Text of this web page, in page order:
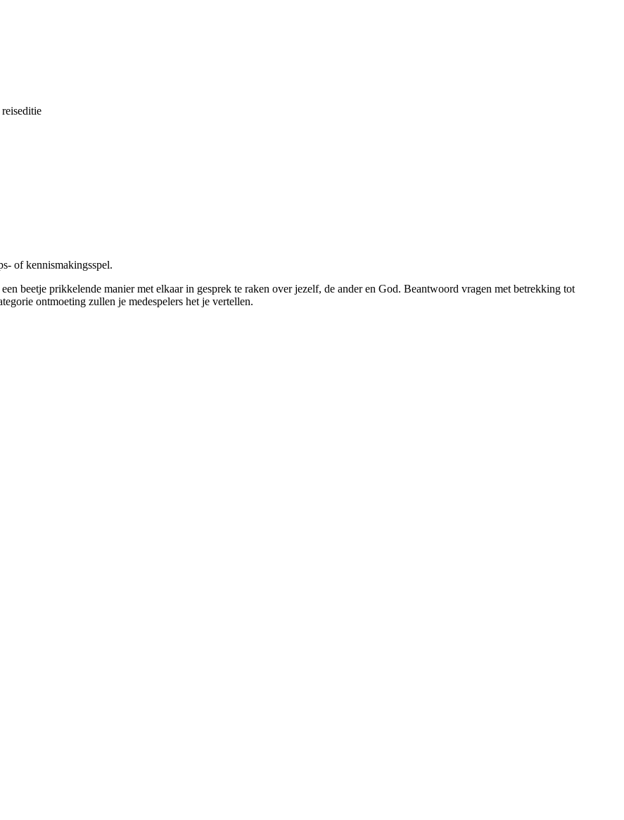
of kennismakingsspel.
beetje prikkelende manier met elkaar in gesprek te raken over jezelf, de ander en God. Beantwoord vragen met betrekking tot
ontmoeting zullen je medespelers het je vertellen.